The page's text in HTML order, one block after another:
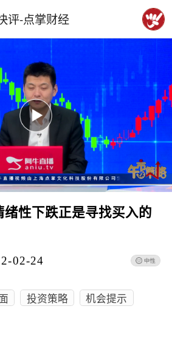
评-点掌财经
绪性下跌正是寻找买入的
02-24
投资策略
机会提示